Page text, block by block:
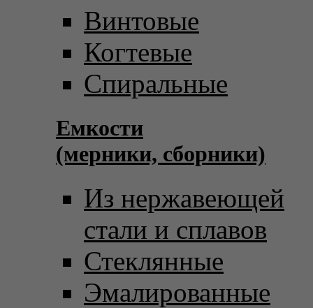
Винтовые
Когтевые
Спиральные
Емкости
(мерники, сборники)
Из нержавеющей
стали и сплавов
Стеклянные
Эмалированные